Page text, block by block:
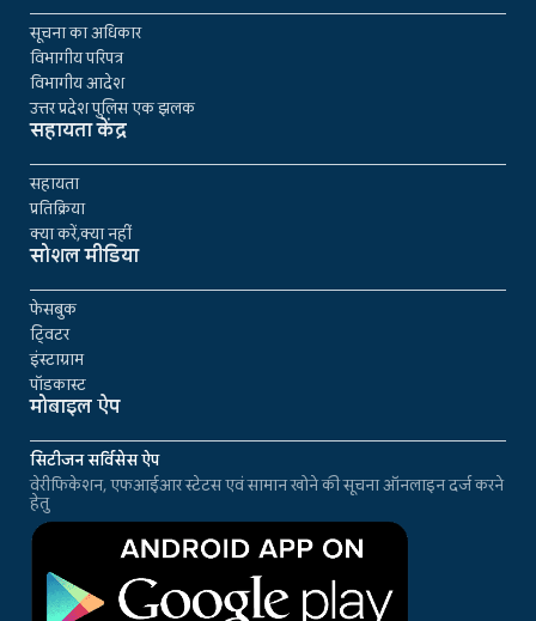
सूचना का अधिकार
विभागीय परिपत्र
विभागीय आदेश
उत्तर प्रदेश पुलिस एक झलक
सहायता केंद्र
सहायता
प्रतिक्रिया
क्या करें,क्या नहीं
सोशल मीडिया
फेसबुक
ट्विटर
इंस्टाग्राम
पॉडकास्ट
मोबाइल ऐप
सिटीजन सर्विसेस ऐप
वेरीफिकेशन, एफआईआर स्टेटस एवं सामान खोने की सूचना ऑनलाइन दर्ज करने
हेतु